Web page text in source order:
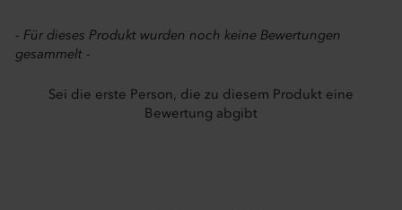
- Für dieses Produkt wurden noch keine Bewertungen
gesammelt -
Sei die erste Person, die zu diesem Produkt eine
Bewertung abgibt